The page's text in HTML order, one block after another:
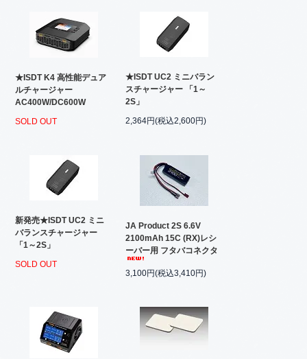
★ISDT K4 高性能デュア
ルチャージャー
AC400W/DC600W
SOLD OUT
★ISDT UC2 ミニバラン
スチャージャー 「1～
2S」
2,364円(税込2,600円)
新発売★ISDT UC2 ミニ
バランスチャージャー
「1～2S」
SOLD OUT
JA Product 2S 6.6V
2100mAh 15C (RX)レシ
ーバー用 フタバコネクタ
3,100円(税込3,410円)